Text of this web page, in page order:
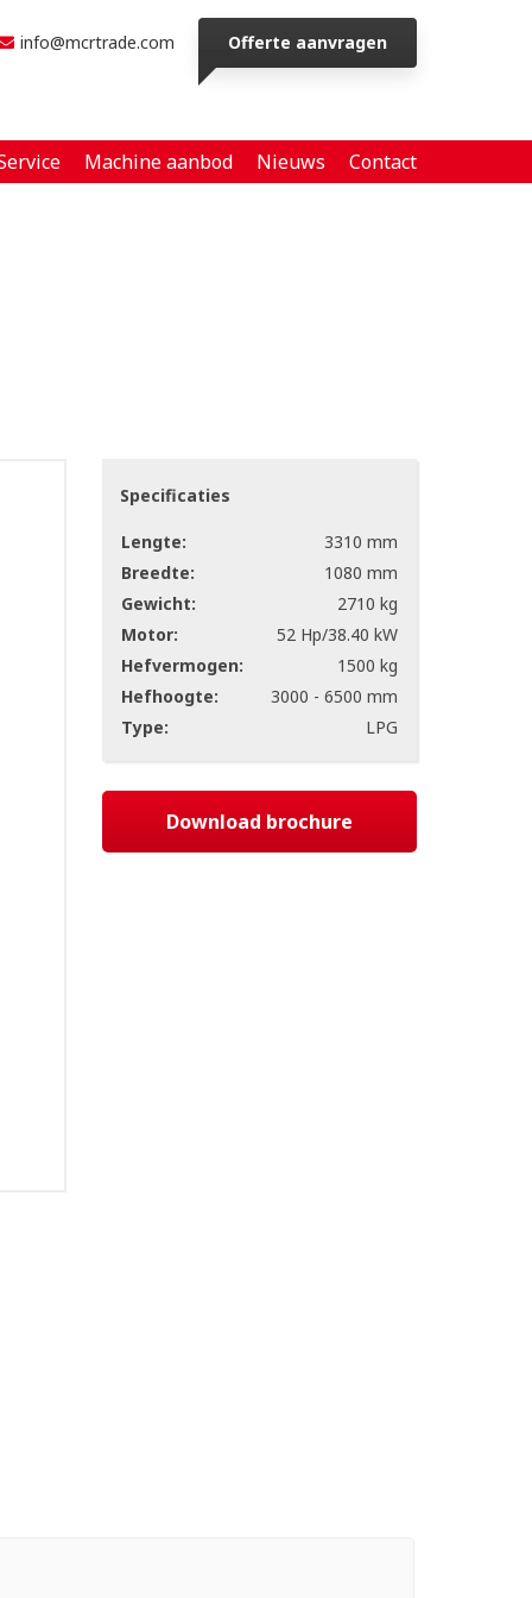
info@mcrtrade.com Offerte aanvragen
Machine aanbod Nieuws Contact
Specificaties
Lengte:
3310 mm
Breedte:
1080 mm
Gewicht:
2710 kg
Motor:
52 Hp/38.40 kW
Hefvermogen:
1500 kg
Hefhoogte:
3000 - 6500 mm
Type:
LPG
Download brochure